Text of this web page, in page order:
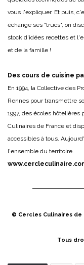
vous l'expliquer. Et puis,
échange ses "trucs", on
stock d'idées recettes et
et de la famille !
Des cours de cuisine
En 1994, la Collective des
Rennes pour transmettre
1997, des écoles
Culinaires de France et
accessibles à tous.
l'ensemble du territoire.
© Cercles Culinaires de
Tous